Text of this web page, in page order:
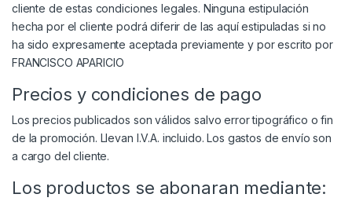
cliente de estas condiciones legales. Ninguna estipulación
hecha por el cliente podrá diferir de las aquí estipuladas si no
ha sido expresamente aceptada previamente y por escrito por
FRANCISCO APARICIO
Precios y condiciones de pago
Los precios publicados son válidos salvo error tipográfico o fin
de la promoción. Llevan I.V.A. incluido. Los gastos de envío son
a cargo del cliente.
Los productos se abonaran mediante: